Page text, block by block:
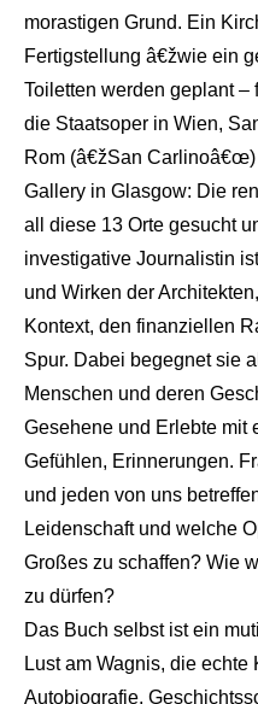
morastigen Grund. Ein
Fertigstellung â€žwie ein
Toiletten werden geplant –
die Staatsoper in Wien,
Rom (â€žSan
Gallery in Glasgow: Die
all diese 13 Orte gesucht
investigative Journalistin
und Wirken der
Kontext, den finanziellen
Spur. Dabei begegnet sie
Menschen und deren
Gesehene und Erlebte mit
Gefühlen, Erinnerungen.
und jeden von uns
Leidenschaft und welche
Großes zu schaffen? Wie
zu dürfen?
Das Buch selbst ist ein
Lust am Wagnis, die
Autobiografie,